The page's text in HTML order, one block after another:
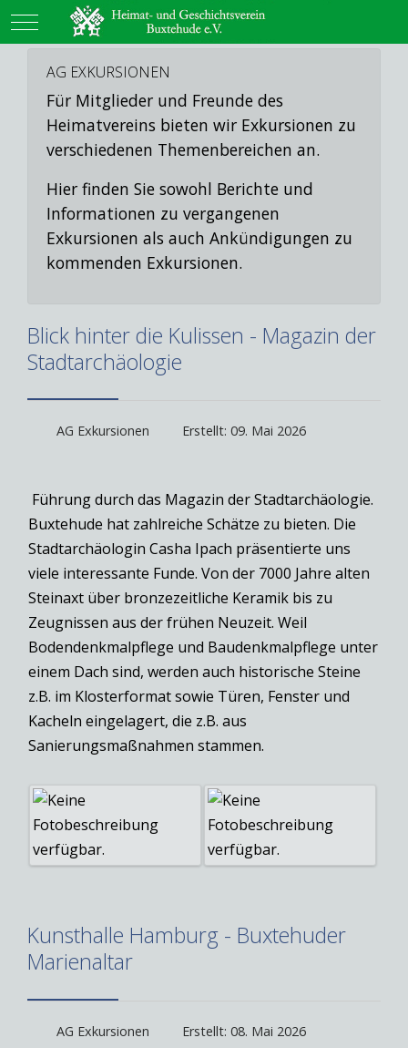
Mobile Menu Toggle
AG EXKURSIONEN
Für Mitglieder und Freunde des
Heimatvereins bieten wir Exkursionen zu
verschiedenen Themenbereichen an.
Hier finden Sie sowohl Berichte und
Informationen zu vergangenen
Exkursionen als auch Ankündigungen zu
kommenden Exkursionen.
Blick hinter die Kulissen - Magazin der
Stadtarchäologie
AG Exkursionen Erstellt: 09. Mai 2026
Führung durch das Magazin der Stadtarchäologie.
Buxtehude hat zahlreiche Schätze zu bieten. Die
Stadtarchäologin Casha Ipach präsentierte uns
viele interessante Funde. Von der 7000 Jahre alten
Steinaxt über bronzezeitliche Keramik bis zu
Zeugnissen aus der frühen Neuzeit. Weil
Bodendenkmalpflege und Baudenkmalpflege unter
einem Dach sind, werden auch historische Steine
z.B. im Klosterformat sowie Türen, Fenster und
Kacheln eingelagert, die z.B. aus
Sanierungsmaßnahmen stammen.
Kunsthalle Hamburg - Buxtehuder
Marienaltar
AG Exkursionen Erstellt: 08. Mai 2026